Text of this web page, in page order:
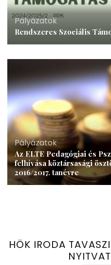
Pályázatok
Rendszeres Szociális
Pályázatok
Az ELTE Pedagógiai és
felhívása köztársasági
2016/2017. tanévre
HÖK IRODA